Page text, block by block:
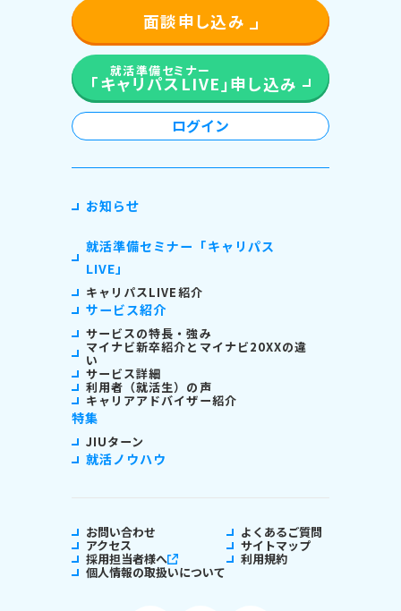
面談申し込み
就活準備セミナー
「キャリパスLIVE」申し込み
ログイン
お知らせ
就活準備セミナー「キャリパス
LIVE」
キャリパスLIVE紹介
サービス紹介
サービスの特長・強み
マイナビ新卒紹介とマイナビ20XXの違
い
サービス詳細
利用者（就活生）の声
キャリアアドバイザー紹介
特集
JIUターン
就活ノウハウ
お問い合わせ よくあるご質問
アクセス サイトマップ
採用担当者様へ 利用規約
個人情報の取扱いについて